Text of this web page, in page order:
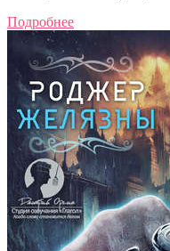
Подробнее